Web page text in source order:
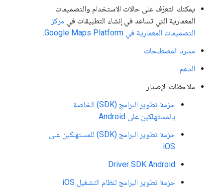
يمكنك التعرّف على حالات الاستخدام والتصميمات
المعمارية التي تساعد في إنشاء التطبيقات في مركز
التصميمات المعمارية في Google Maps Platform
.
مسرد المصطلحات
الدعم
ملاحظات الإصدار
حزمة تطوير البرامج (SDK) الخاصة
بالمستهلكين على Android
حزمة تطوير البرامج (SDK) للمستهلكين على
iOS
Driver SDK Android
حزمة تطوير البرامج لنظام التشغيل iOS